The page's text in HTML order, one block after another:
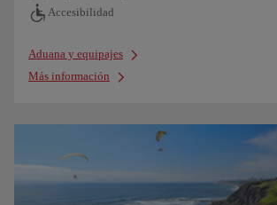
Accesibilidad
Aduana y equipajes
Más información